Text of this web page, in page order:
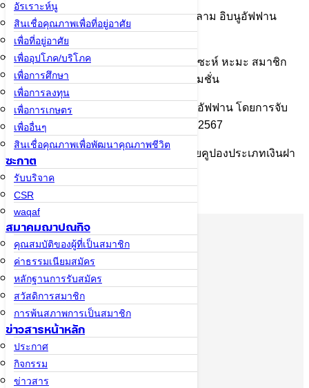
อัรเราะห์นู
สินเชื่อคุณภาพเพื่อที่อยู่อาศัย
เพื่อที่อยู่อาศัย
เพื่ออุปโภค/บริโภค
เพื่อการศึกษา
เพื่อการลงทุน
เพื่อการเกษตร
เพื่ออื่นๆ
สินเชื่อคุณภาพเพื่อพัฒนาคุณภาพชีวิต
ซะกาต
รับบริจาค
CSR
waqaf
สมาคมฌาปณกิจ
คุณสมบัติของผู้ที่เป็นสมาชิก
ค่าธรรมเนียมสมัคร
หลักฐานการรับสมัคร
สวัสดิการสมาชิก
การพ้นสภาพการเป็นสมาชิก
ข่าวสารหน้าหลัก
ประกาศ
กิจกรรม
ข่าวสาร
เมื่อวันที่ 29 พฤษภาคม 2567 สหกรณ์อิสลาม อิบนูอัฟฟาน
จำกัด
ได้มอบรางวัลรถมอเตอร์ไซด์แก่ นางอาอีซะห์ หะมะ สมาชิก
สาขาปัตตานี ซึ่งเป็นผู้ที่ได้รับรางวัลโปรโมชั่น
ฉลองครบรอบ 30 ปี สหกรณ์อิสลาม อิบนูอัฟฟาน โดยการจับ
รางวัลในงานประชุมใหญ่สามัญประจำปี 2567
เมื่อวันที่ 1 พฤษภาคม 2567 ที่ผ่านมา ด้วยคูปองประเภทเงินฝา
กมูฎอรอบะฮ์และเงินฝากกองทุนฮัจญ์
สหกรณ์อิสลาม
อิบนูอัฟฟาน
จำกัด
เกี่ยวกับอิ
บนูอัฟฟาน
มารู้จักอิบนูอัฟ
ฟาน
ประวัติ อุษมาน